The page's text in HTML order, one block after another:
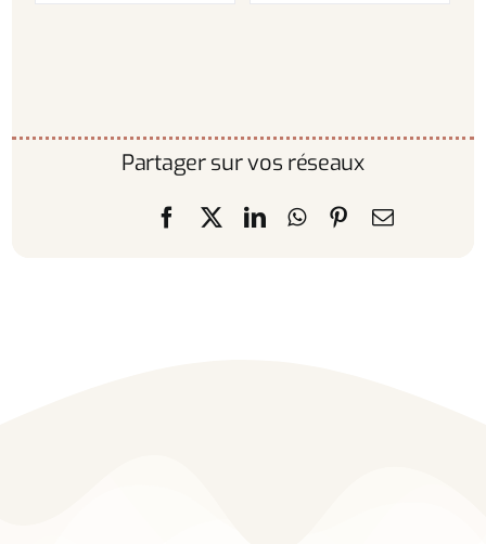
Partager sur vos réseaux